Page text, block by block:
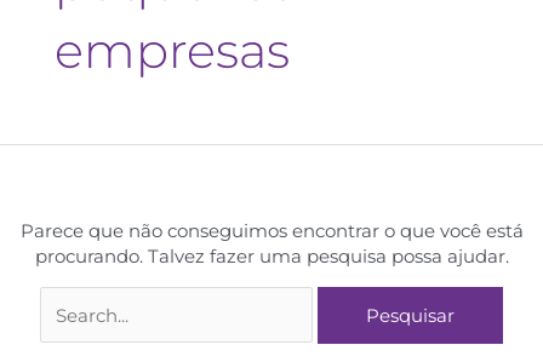
empresas
Parece que não conseguimos encontrar o que você está
procurando. Talvez fazer uma pesquisa possa ajudar.